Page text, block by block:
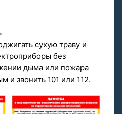
сухую траву и
без
дыма или пожара
и звонить 101 или 112.